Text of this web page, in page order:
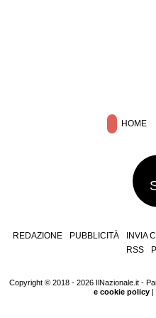
HOME
REDAZIONE PUBBLICITÀ INVIA
RSS
Copyright © 2018 - 2026 IlNazionale.it -
e cookie policy|